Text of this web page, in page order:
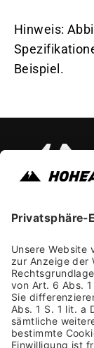
Hinweis:
Beispiel.
Impressum
Allgemeine